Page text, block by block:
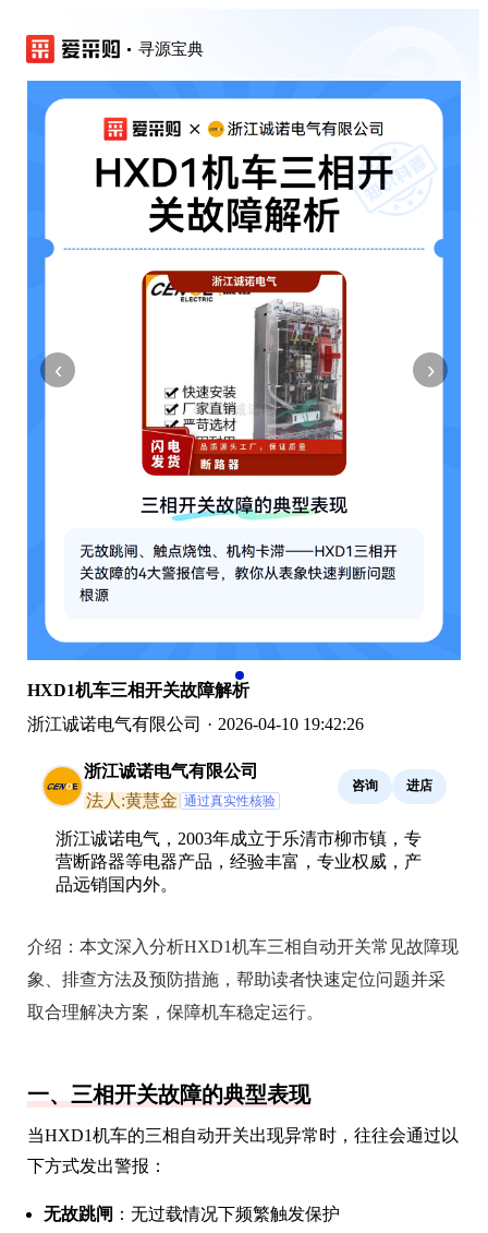
寻源宝典
‹ ›
HXD1机车三相开关故障解析
浙江诚诺电气有限公司 · 2026-04-10 19:42:26
浙江诚诺电气有限公司
法人:黄慧金 通过真实性核验
咨询 进店
浙江诚诺电气，2003年成立于乐清市柳市镇，专
营断路器等电器产品，经验丰富，专业权威，产
品远销国内外。
介绍： 本文深入分析HXD1机车三相自动开关常见故障现
象、排查方法及预防措施，帮助读者快速定位问题并采
取合理解决方案，保障机车稳定运行。
一、三相开关故障的典型表现
当HXD1机车的三相自动开关出现异常时，往往会通过以
下方式发出警报：
无故跳闸 ：无过载情况下频繁触发保护